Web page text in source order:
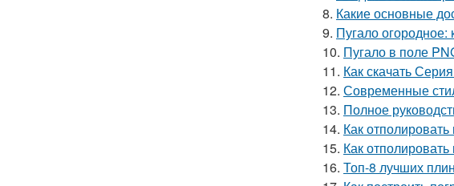
8. Какие основные
9. Пугало огородное:
10. Пугало в поле
11. Как скачать
12. Современные
13. Полное
14. Как
15. Как
16. Топ-8 лучших